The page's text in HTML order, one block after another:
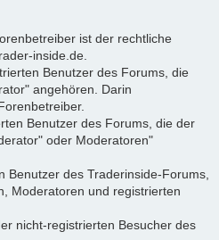
ist der rechtliche
inside.de.
Benutzer des Forums, die
angehören. Darin
Benutzer des Forums, die der
oder Moderatoren"
Benutzer des Traderinside-Forums,
Moderatoren und registrierten
nicht-registrierten Besucher des